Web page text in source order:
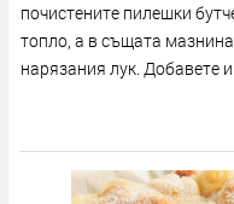
почистените пилешки
топло, а в същата
нарязания лук. Добавете